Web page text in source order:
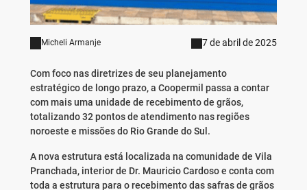
Micheli Armanje 7 de abril de 2025
Com foco nas diretrizes de seu planejamento
estratégico de longo prazo, a Coopermil passa a contar
com mais uma unidade de recebimento de grãos,
totalizando 32 pontos de atendimento nas regiões
noroeste e missões do Rio Grande do Sul.
A nova estrutura está localizada na comunidade de Vila
Pranchada, interior de Dr. Mauricio Cardoso e conta com
toda a estrutura para o recebimento das safras de grãos